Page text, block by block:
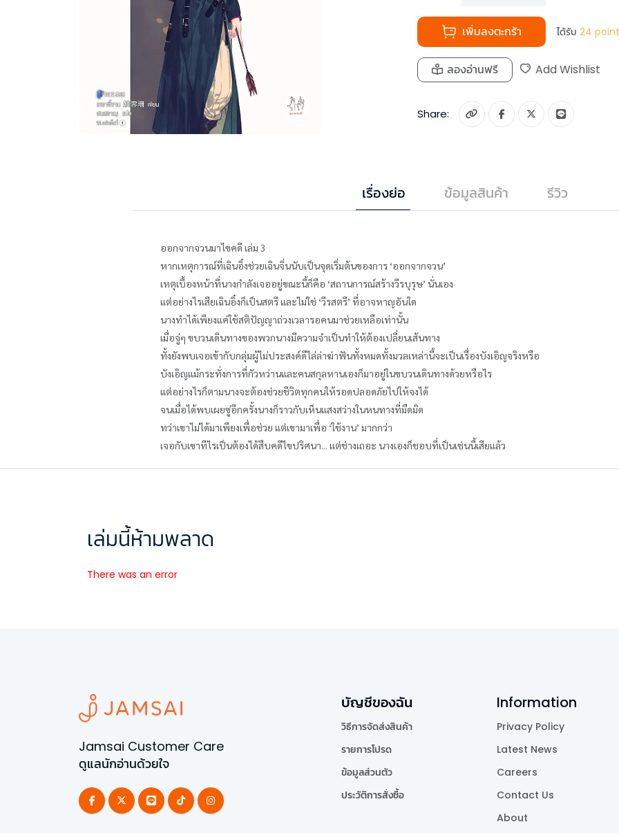
เพิ่มลงตะกร้า ได้รับ 24
ลองอ่านฟรี Add Wishlist
Share:
เรื่องย่อ ข้อมูลสินค้า รีวิว
ออกจากจวนมาไขคดี เล่ม 3
หากเหตุการณ์ที่เฉินอิ๋งช่วยเฉินจิ่นนับเป็นจุดเริ่มต้นของการ ‘ออกจากจวน’
เหตุเบื้องหน้าที่นางกำลังเจออยู่ขณะนี้ก็คือ ‘สถานการณ์สร้างวีรบุรุษ’ นั่นเอง
แต่อย่างไรเสียเฉินอิ๋งก็เป็นสตรี และไม่ใช่ ‘วีรสตรี’ ที่อาจหาญอันใด
นางทำได้เพียงแค่ใช้สติปัญญาถ่วงเวลารอคนมาช่วยเหลือเท่านั้น
เมื่อจู่ๆ ขบวนเดินทางของพวกนางมีความจำเป็นทำให้ต้องเปลี่ยนเส้นทาง
ทั้งยังพบเจอเข้ากับกลุ่มผู้ไม่ประสงค์ดีไล่ล่าฆ่าฟันทั้งหมดทั้งมวลเหล่านี้จะเป็นเรื่องบังเอิญจริงหรือ
บังเอิญแม้กระทั่งการที่กัวหว่านและคนสกุลหานเองก็มาอยู่ในขบวนเดินทางด้วยหรือไร
แต่อย่างไรก็ตามนางจะต้องช่วยชีวิตทุกคนให้รอดปลอดภัยไปให้จงได้
จนเมื่อได้พบเผยซู่อีกครั้งนางก็ราวกับเห็นแสงสว่างในหนทางที่มืดมิด
ทว่าเขาไม่ได้มาเพียงเพื่อช่วย แต่เขามาเพื่อ ‘ใช้งาน’ มากกว่า
เจอกับเขาทีไรเป็นต้องได้สืบคดีไขปริศนา... แต่ช่างเถอะ นางเองก็ชอบที่เป็นเช่นนี้เสียแล้ว
เล่มนี้ห้ามพลาด
There was an error
Jamsai Customer Care
ดูแลนักอ่านด้วยใจ
บัญชีของฉัน
วิธีการจัดส่งสินค้า
รายการโปรด
ข้อมูลส่วนตัว
ประวัติการสั่งซื้อ
Information
Privacy Policy
Latest News
Careers
Contact Us
About